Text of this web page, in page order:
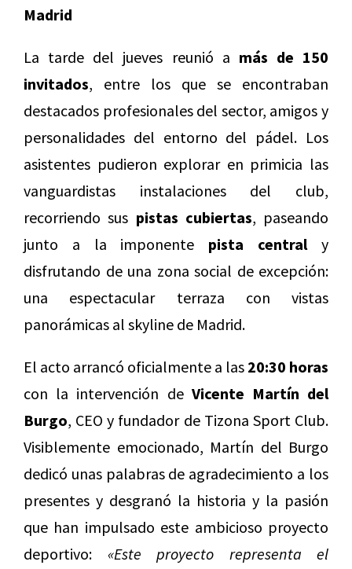
Madrid
La tarde del jueves reunió a más de 150
invitados, entre los que se encontraban
destacados profesionales del sector, amigos y
personalidades del entorno del pádel. Los
asistentes pudieron explorar en primicia las
vanguardistas instalaciones del club,
recorriendo sus pistas cubiertas, paseando
junto a la imponente pista central y
disfrutando de una zona social de excepción:
una espectacular terraza con vistas
panorámicas al skyline de Madrid.
El acto arrancó oficialmente a las 20:30 horas
con la intervención de Vicente Martín del
Burgo, CEO y fundador de Tizona Sport Club.
Visiblemente emocionado, Martín del Burgo
dedicó unas palabras de agradecimiento a los
presentes y desgranó la historia y la pasión
que han impulsado este ambicioso proyecto
deportivo: «Este proyecto representa el